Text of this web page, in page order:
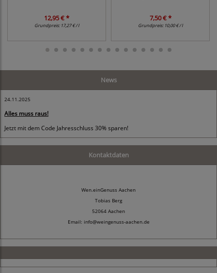
12,95 € *
Grundpreis: 17,27 € / l
7,50 € *
Grundpreis: 10,00 € / l
News
24.11.2025
Alles muss raus!
Jetzt mit dem Code Jahresschluss 30% sparen!
Kontaktdaten
Wen.einGenuss Aachen
Tobias Berg
52064 Aachen
Email: info@weingenuss-aachen.de